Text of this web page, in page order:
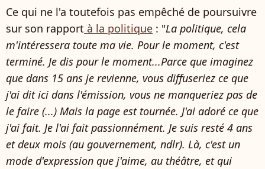
Ce qui ne l'a toutefois pas empêché de poursuivre
sur son rapport à la politique : "La politique, cela
m'intéressera toute ma vie. Pour le moment, c'est
terminé. Je dis pour le moment...Parce que imaginez
que dans 15 ans je revienne, vous diffuseriez ce que
j'ai dit ici dans l'émission, vous ne manqueriez pas de
le faire (...) Mais la page est tournée. J'ai adoré ce que
j'ai fait. Je l'ai fait passionnément. Je suis resté 4 ans
et deux mois (au gouvernement, ndlr). Là, c'est un
mode d'expression que j'aime, au théâtre, et qui